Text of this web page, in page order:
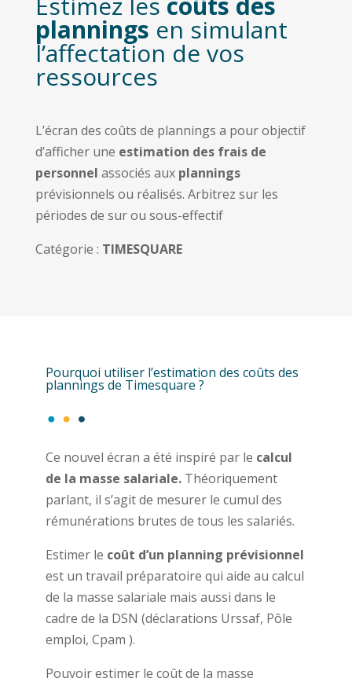
plannings en simulant
l’affectation de vos
ressources
L’écran des coûts de plannings a pour objectif
d’afficher une estimation des frais de
personnel associés aux plannings
prévisionnels ou réalisés. Arbitrez sur les
périodes de sur ou sous-effectif
Catégorie : TIMESQUARE
Pourquoi utiliser l’estimation des coûts des
plannings de Timesquare ?
Ce nouvel écran a été inspiré par le calcul
de la masse salariale. Théoriquement
parlant, il s’agit de mesurer le cumul des
rémunérations brutes de tous les salariés.
Estimer le coût d’un planning prévisionnel
est un travail préparatoire qui aide au calcul
de la masse salariale mais aussi dans le
cadre de la DSN(déclarations Urssaf, Pôle
emploi, Cpam ).
Pouvoir estimer le coût de la masse